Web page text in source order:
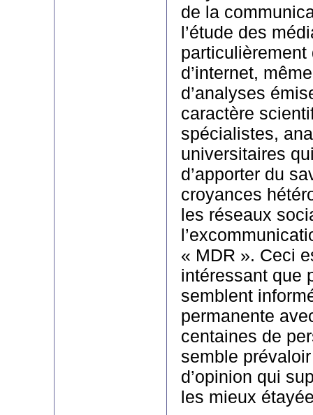
de la
l’étude des
d’internet,
d’analyses
caractère
spécialistes,
universitaires
d’apporter du
croyances
les réseaux
« MDR ». Ceci
intéressant que
semblent
permanente
centaines de
semble
d’opinion qui
les mieux